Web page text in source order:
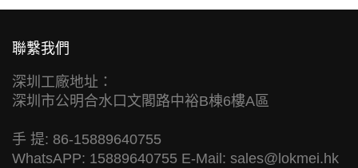
聯繫我們
深圳工廠地址：
深圳市公明合水口文閣路中裕B棟6樓A區
手 提: 86-15889640755
WhatsAPP: 15889640755 E-Mail: sales@lokmei.hk